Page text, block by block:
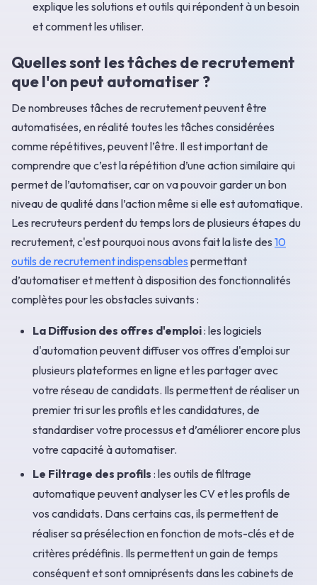
explique les solutions et outils qui répondent à un besoin
et comment les utiliser.
Quelles sont les tâches de recrutement
que l'on peut automatiser ?
De nombreuses tâches de recrutement peuvent être
automatisées, en réalité toutes les tâches considérées
comme répétitives, peuvent l’être. Il est important de
comprendre que c’est la répétition d’une action similaire qui
permet de l’automatiser, car on va pouvoir garder un bon
niveau de qualité dans l’action même si elle est automatique.
Les recruteurs perdent du temps lors de plusieurs étapes du
recrutement, c'est pourquoi nous avons fait la liste des 10
outils de recrutement indispensables permettant
d’automatiser et mettent à disposition des fonctionnalités
complètes pour les obstacles suivants :
La Diffusion des offres d'emploi: les logiciels
d'automation peuvent diffuser vos offres d'emploi sur
plusieurs plateformes en ligne et les partager avec
votre réseau de candidats. Ils permettent de réaliser un
premier tri sur les profils et les candidatures, de
standardiser votre processus et d’améliorer encore plus
votre capacité à automatiser.
Le Filtrage des profils : les outils de filtrage
automatique peuvent analyser les CV et les profils de
vos candidats. Dans certains cas, ils permettent de
réaliser sa présélection en fonction de mots-clés et de
critères prédéfinis. Ils permettent un gain de temps
conséquent et sont omniprésents dans les cabinets de